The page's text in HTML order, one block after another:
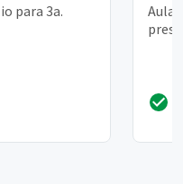
para 3a.
Aula